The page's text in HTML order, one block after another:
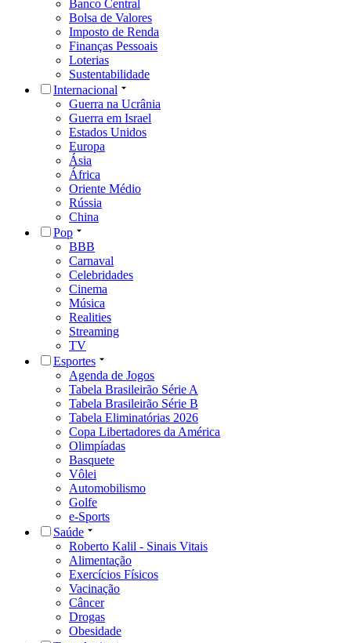
Banco Central
Bolsa de Valores
Imposto de Renda
Finanças Pessoais
Loterias
Sustentabilidade
Internacional
Guerra na Ucrânia
Guerra em Israel
Estados Unidos
Europa
Ásia
África
Oriente Médio
Rússia
China
Pop
BBB
Carnaval
Celebridades
Cinema
Música
Realities
Streaming
TV
Esportes
Agenda de Jogos
Tabela Brasileirão Série A
Tabela Brasileirão Série B
Tabela Eliminatórias 2026
Copa Libertadores da América
Olimpíadas
Basquete
Vôlei
Automobilismo
Golfe
e-Sports
Saúde
Roberto Kalil - Sinais Vitais
Alimentação
Exercícios Físicos
Vacinação
Câncer
Drogas
Obesidade